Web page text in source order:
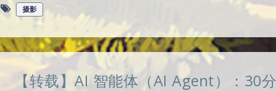
摄影
【转载】AI 智能体（AI Agent）：30